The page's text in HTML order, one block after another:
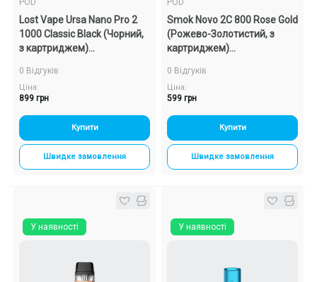
POD
Lost Vape Ursa Nano Pro 2
1000 Classic Black (Чорний,
з картриджем)
0 Відгуків
Ціна:
899 грн
Купити
Швидке замовлення
POD
Smok Novo 2C 800 Rose Gold
(Рожево-Золотистий, з
картриджем)
0 Відгуків
Ціна:
599 грн
Купити
Швидке замовлення
У наявності У наявності